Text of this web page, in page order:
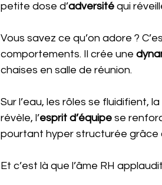
petite dose d’adversité qui
Vous savez ce qu’on adore ?
comportements. Il crée une
chaises en salle de réunion.
Sur l’eau, les rôles se fluidifient, la
révèle, l’esprit d’équipe se
pourtant hyper structurée grâce
Et c’est là que l’âme RH